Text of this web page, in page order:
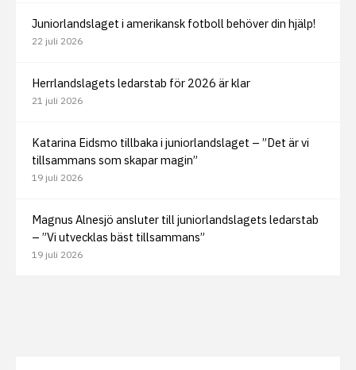
Juniorlandslaget i amerikansk fotboll behöver din hjälp!
22 juli 2026
Herrlandslagets ledarstab för 2026 är klar
21 juli 2026
Katarina Eidsmo tillbaka i juniorlandslaget – ”Det är vi
tillsammans som skapar magin”
19 juli 2026
Magnus Alnesjö ansluter till juniorlandslagets ledarstab
– ”Vi utvecklas bäst tillsammans”
19 juli 2026